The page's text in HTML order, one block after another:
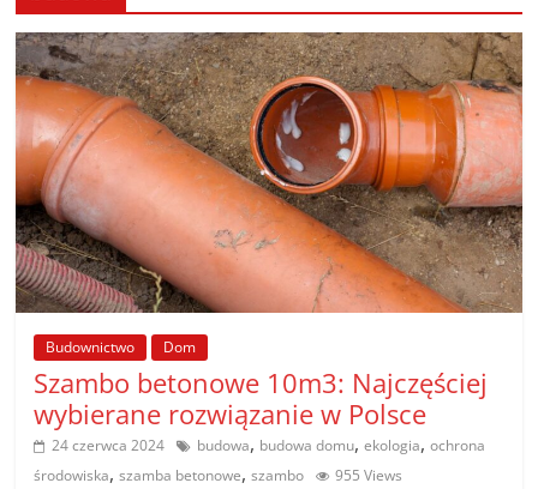
rady
–
poznaj
te
poradniki.
Porady
praktyczne
porady
Budownictwo Dom
Szambo betonowe 10m3: Najczęściej
wybierane rozwiązanie w Polsce
24 czerwca 2024 budowa, budowa domu,ekologia,ochrona
środowiska,szamba betonowe,szambo 955 Views